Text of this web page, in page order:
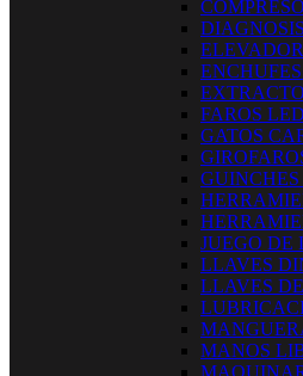
DIAGNOSIS
FAROS
GATOS
JUEGO DE
LLAVES
LLAVES
MANOS